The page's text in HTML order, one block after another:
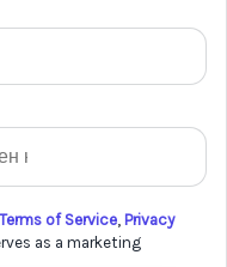
Terms of Service, Privacy
as a marketing